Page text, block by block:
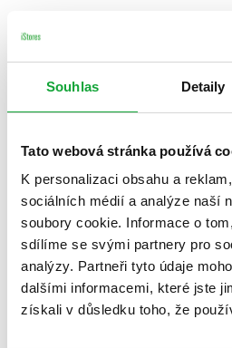
Souhlas Detaily
Tato webová stránka používá
K personalizaci obsahu a
sociálních médií a analýze naší
soubory cookie. Informace o
sdílíme se svými partnery pro
analýzy. Partneři tyto údaje
dalšími informacemi, které jste
získali v důsledku toho, že